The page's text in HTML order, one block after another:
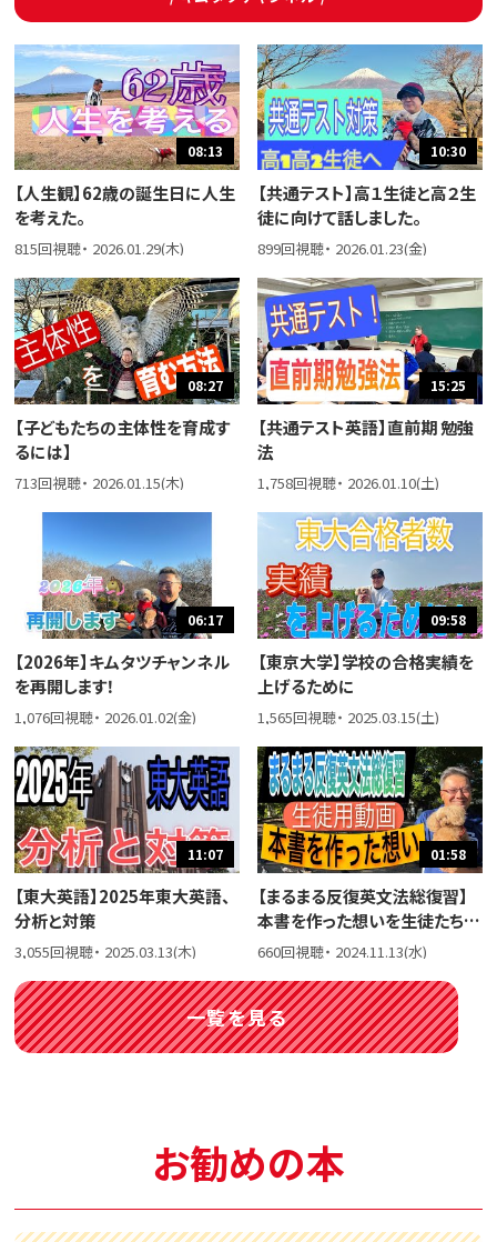
08:13
【人生観】62歳の誕生日に人生
を考えた。
815回視聴・ 2026.01.29(木)
10:30
【共通テスト】高１生徒と高２生
徒に向けて話しました。
899回視聴・ 2026.01.23(金)
08:27
【子どもたちの主体性を育成す
るには】
713回視聴・ 2026.01.15(木)
15:25
【共通テスト英語】直前期 勉強
法
1,758回視聴・ 2026.01.10(土)
06:17
【2026年】キムタツチャンネル
を再開します！
1,076回視聴・ 2026.01.02(金)
09:58
【東京大学】学校の合格実績を
上げるために
1,565回視聴・ 2025.03.15(土)
11:07
【東大英語】2025年東大英語、
分析と対策
3,055回視聴・ 2025.03.13(木)
01:58
【まるまる反復英文法総復習】
本書を作った想いを生徒たちに
話しました。
660回視聴・ 2024.11.13(水)
一覧を見る
お勧めの本